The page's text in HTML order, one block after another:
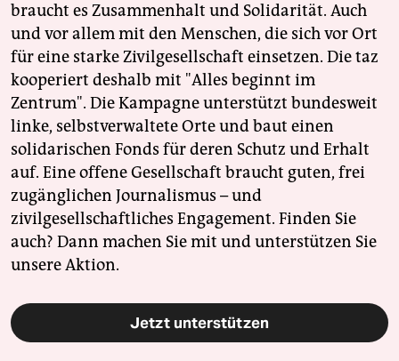
braucht es Zusammenhalt und Solidarität. Auch
und vor allem mit den Menschen, die sich vor Ort
für eine starke Zivilgesellschaft einsetzen. Die taz
kooperiert deshalb mit "Alles beginnt im
Zentrum". Die Kampagne unterstützt bundesweit
linke, selbstverwaltete Orte und baut einen
solidarischen Fonds für deren Schutz und Erhalt
auf. Eine offene Gesellschaft braucht guten, frei
zugänglichen Journalismus – und
zivilgesellschaftliches Engagement. Finden Sie
auch? Dann machen Sie mit und unterstützen Sie
unsere Aktion.
Jetzt unterstützen